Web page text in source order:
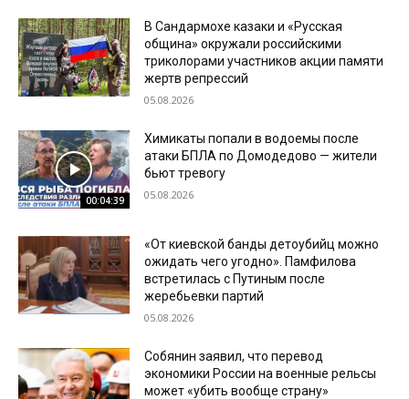
В Сандармохе казаки и «Русская
община» окружали российскими
триколорами участников акции памяти
жертв репрессий
05.08.2026
00:04:39
Химикаты попали в водоемы после
атаки БПЛА по Домодедово — жители
бьют тревогу
05.08.2026
«От киевской банды детоубийц можно
ожидать чего угодно». Памфилова
встретилась с Путиным после
жеребьевки партий
05.08.2026
Собянин заявил, что перевод
экономики России на военные рельсы
может «убить вообще страну»